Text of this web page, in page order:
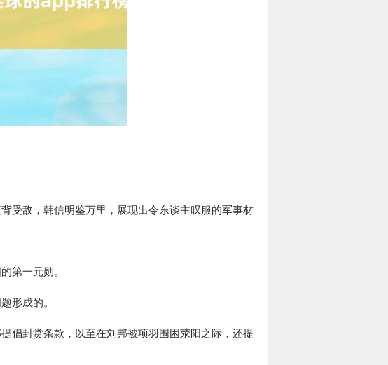
受敌，韩信明鉴万里，展现出令东谈主叹服的军事材
第一元勋。
形成的。
倡封赏条款，以至在刘邦被项羽围困荥阳之际，还提